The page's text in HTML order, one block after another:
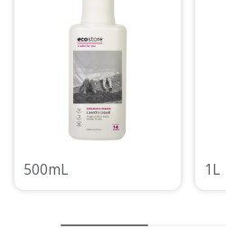
500mL 1L